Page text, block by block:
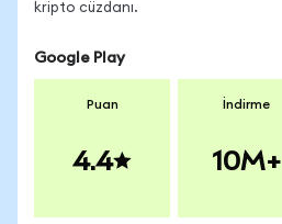
kripto cüzdanı.
Google Play
Puan
4.4
İndirme
10M+